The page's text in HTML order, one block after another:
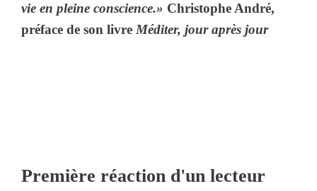
vie en pleine conscience.» Christophe André,
préface de son livre Méditer, jour après jour
Première réaction d'un lecteur